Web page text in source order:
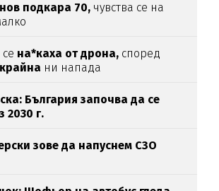
подкара 70, чувства се на
на*каха от дрона, според
ни напада
България започва да се
2030 г.
зове да напуснем СЗО